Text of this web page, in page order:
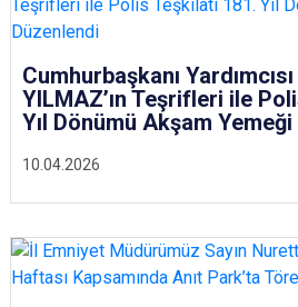
10.04.2026
Cumhurbaşkanı
YILMAZ’ın Teşrifleri ile
Yıl Dönümü Akşam